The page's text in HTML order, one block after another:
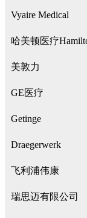
Vyaire Medical
哈美顿医疗
美敦力
GE医疗
Getinge
Draegerwerk
飞利浦伟康
瑞思迈有限公司